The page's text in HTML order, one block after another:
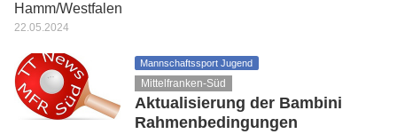
Hamm/Westfalen
22.05.2024
Mannschaftssport Jugend
Mittelfranken-Süd
Aktualisierung der Bambini
Rahmenbedingungen